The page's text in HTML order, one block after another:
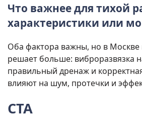
Что важнее для тихой
характеристики или
Оба фактора важны, но в Москве
решает больше: виброразвязка
правильный дренаж и
влияют на шум, протечки и
CTA